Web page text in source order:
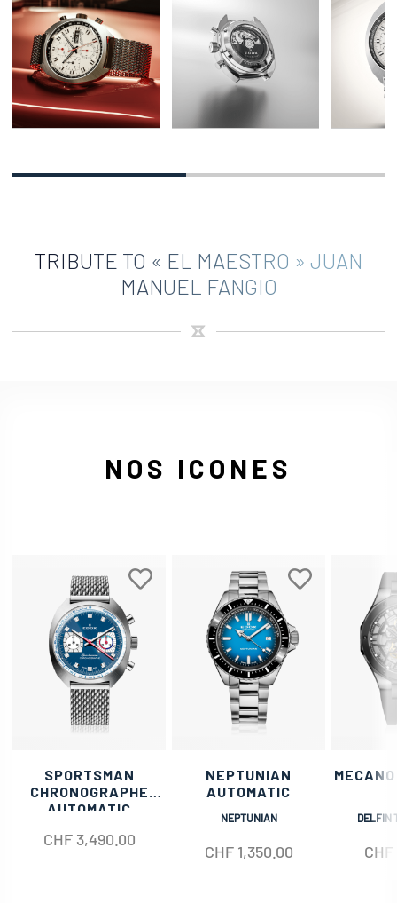
TRIBUTE TO « EL MAESTRO » JUAN
MANUEL FANGIO
NOS ICONES
SPORTSMAN
CHRONOGRAPHE
AUTOMATIC
CHF3,490.00
NEPTUNIAN
AUTOMATIC
NEPTUNIAN
CHF1,350.00
DELFIN
CHF